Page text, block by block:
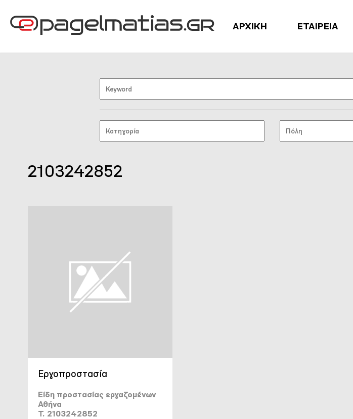
ΑΡΧΙΚΗ ΕΤΑΙΡΕΙΑ
2103242852
Εργοπροστασία
Είδη προστασίας εργαζομένων
Αθήνα
T. 2103242852